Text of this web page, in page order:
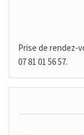
Prise de rendez-
07 81 01 56 57.